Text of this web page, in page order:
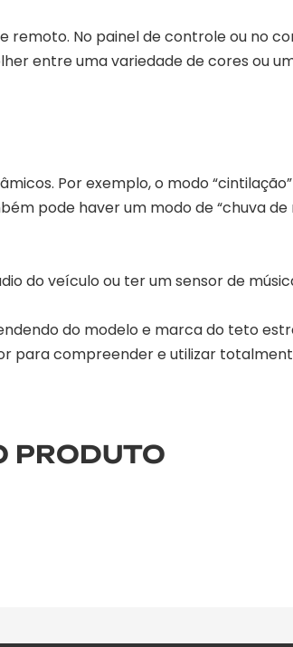
remoto. No painel de controle ou no
entre uma variedade de cores ou
Por exemplo, o modo
pode haver um modo de “chuva de
do veículo ou ter um sensor de
do modelo e marca do teto
para compreender e utilizar
PRODUTO